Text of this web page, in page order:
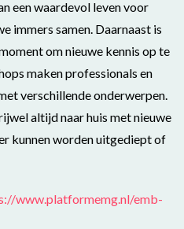
een waardevol leven voor
immers samen. Daarnaast is
om nieuwe kennis op te
maken professionals en
verschillende onderwerpen.
altijd naar huis met nieuwe
kunnen worden uitgediept of
www.platformemg.nl/emb-